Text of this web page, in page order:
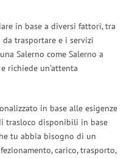
in base a diversi fattori, tra
da trasportare e i servizi
Salerno come Salerno a
richiede un’attenta
in base alle esigenze
trasloco disponibili in base
tu abbia bisogno di un
carico, trasporto,